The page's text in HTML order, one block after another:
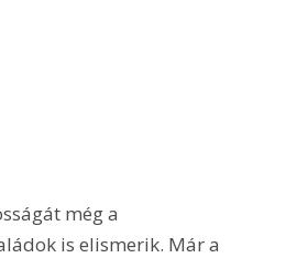
még a
is elismerik. Már a